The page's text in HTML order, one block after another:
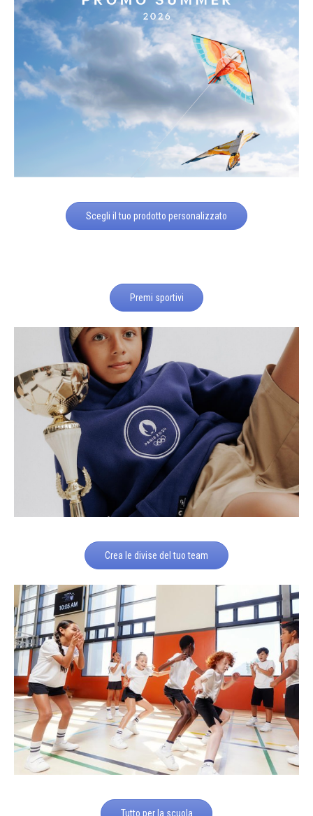
Scegli il tuo prodotto personalizzato
Premi sportivi
Crea le divise del tuo team
Tutto per la scuola